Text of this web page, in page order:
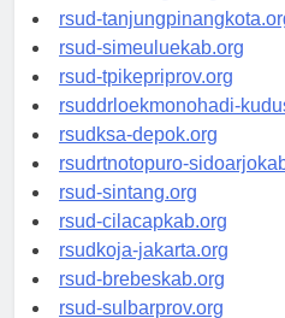
rsud-kotabogor.org
rsud-tanjungpinangkota.org
rsud-simeuluekab.org
rsud-tpikepriprov.org
rsuddrloekmonohadi-
rsudksa-depok.org
rsudrtnotopuro-
rsud-sintang.org
rsud-cilacapkab.org
rsudkoja-jakarta.org
rsud-brebeskab.org